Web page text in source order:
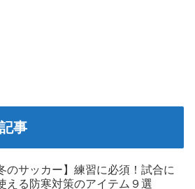
事
のサッカー】練習に必須！試合に
える防寒対策のアイテム９選